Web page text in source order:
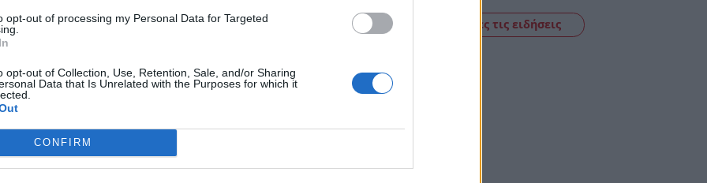
opt-out of processing my Personal Data for Targeted
opt-out of Collection, Use, Retention, Sale, and/or Sharing
Data that Is Unrelated with the Purposes for which it
CONFIRM
τελευταία χρόνια ανθρωπιστική κρίση. Πρέπει
εξάλειψη του υποσιτισμού στα σχολεία δεν
τίθεται σε κίνδυνο.
λοιπόν που πρέπει να γίνει είναι να βγάλει η
η μερκελική λιτότητα και η
της κρίσιμης κατάστασης που προκαλεί
Δείτε όλες τις ειδήσεις